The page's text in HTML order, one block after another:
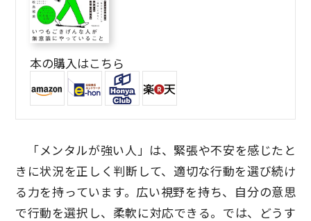
本の購入はこちら
「メンタルが強い人」は、緊張や不安を感じたと
きに状況を正しく判断して、適切な行動を選び続け
る力を持っています。広い視野を持ち、自分の意思
で行動を選択し、柔軟に対応できる。では、どうす